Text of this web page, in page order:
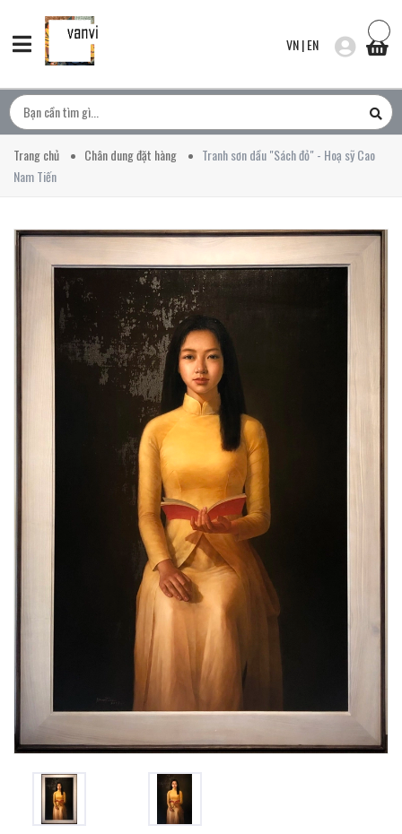
VN|EN
Trang chủ Chân dung đặt hàng
Tranh sơn dầu "Sách đỏ" - Hoạ sỹ Cao
Nam Tiến